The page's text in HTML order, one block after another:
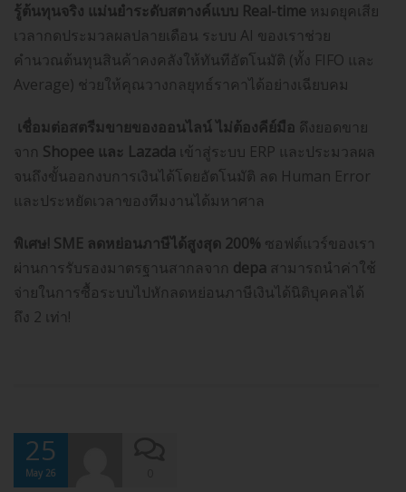
รู้ต้นทุนจริง แม่นยำระดับสตางค์แบบ Real-time หมดยุคเสีย
เวลากดประมวลผลปลายเดือน ระบบ AI ของเราช่วย
คำนวณต้นทุนสินค้าคงคลังให้ทันทีอัตโนมัติ (ทั้ง FIFO และ
Average) ช่วยให้คุณวางกลยุทธ์ราคาได้อย่างเฉียบคม
เชื่อมต่อสตรีมขายของออนไลน์ ไม่ต้องคีย์มือ ดึงยอดขาย
จาก Shopee และ Lazada เข้าสู่ระบบ ERP และประมวลผล
จนถึงขั้นออกงบการเงินได้โดยอัตโนมัติ ลด Human Error
และประหยัดเวลาของทีมงานได้มหาศาล
พิเศษ! SME ลดหย่อนภาษีได้สูงสุด 200% ซอฟต์แวร์ของเรา
ผ่านการรับรองมาตรฐานสากลจาก depa สามารถนำค่าใช้
จ่ายในการซื้อระบบไปหักลดหย่อนภาษีเงินได้นิติบุคคลได้
ถึง 2 เท่า!
25
May 26